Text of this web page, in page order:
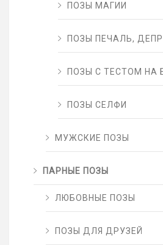
ПОЗЫ МАГИИ
ПОЗЫ ПЕЧАЛЬ,
ПОЗЫ С ТЕСТОМ НА
ПОЗЫ СЕЛФИ
МУЖСКИЕ ПОЗЫ
ПАРНЫЕ ПОЗЫ
ЛЮБОВНЫЕ ПОЗЫ
ПОЗЫ ДЛЯ ДРУЗЕЙ